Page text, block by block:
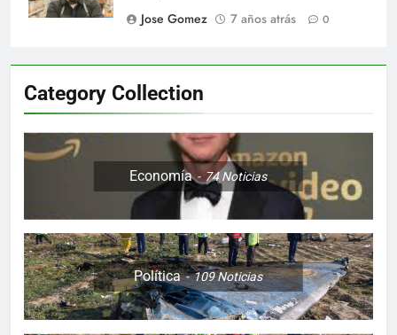
Jose Gomez
7 años atrás 0
Category Collection
Economía 74Noticias
Política 109Noticias